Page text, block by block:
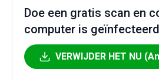
Doe een gratis scan en
computer is
VERWIJDER HET NU